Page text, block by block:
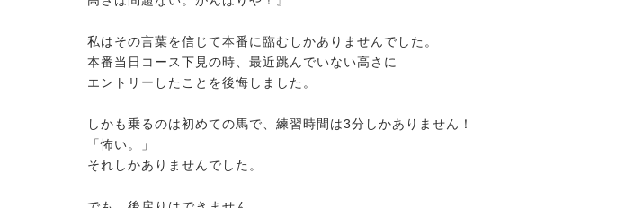
私はその言葉を信じて本番に臨むしかありませんでした。
本番当日コース下見の時、最近跳んでいない高さに
エントリーしたことを後悔しました。
しかも乗るのは初めての馬で、練習時間は3分しかありません！
「怖い。」
それしかありませんでした。
18）【～馬にたずさわる人全て
ノーザンマスターズ・ホースショー